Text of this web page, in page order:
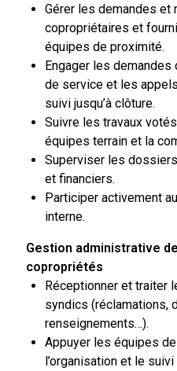
Gérer les demandes et
copropriétaires et
équipes de proximité.
Engager les demandes
de service et les
suivi jusqu’à clôture.
Suivre les travaux
équipes terrain et la
Superviser les
et financiers.
Participer activement
interne.
Gestion administrative
copropriétés
Réceptionner et traiter
syndics (réclamations,
renseignements…).
Appuyer les équipes
l’organisation et le